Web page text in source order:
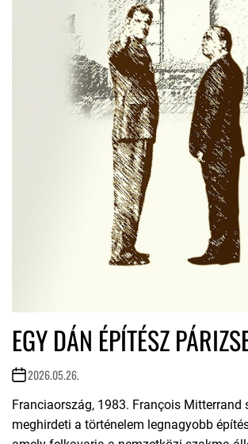
EGY DÁN ÉPÍTÉSZ
2026.05.26.
Franciaország, 1983. François Mitterrand
meghirdeti a történelem legnagyobb